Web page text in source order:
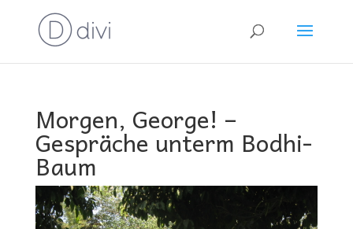
Morgen, George! –
Gespräche unterm Bodhi-
Baum